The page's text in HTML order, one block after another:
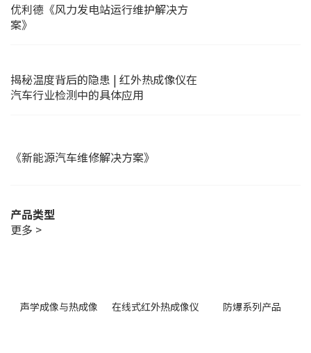
优利德《风力发电站运行维护解决方
案》
揭秘温度背后的隐患 | 红外热成像仪在
汽车行业检测中的具体应用
《新能源汽车维修解决方案》
产品类型
更多 >
声学成像与热成像 在线式红外热成像仪 防爆系列产品